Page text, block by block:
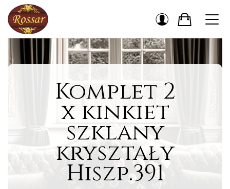
Komplet 2
x kinkiet
szklany
kryształy
Hiszp.391